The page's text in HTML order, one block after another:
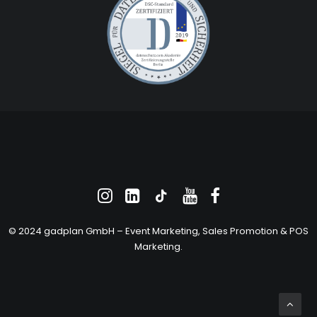
© 2024 gadplan GmbH – Event Marketing, Sales Promotion &POS
Marketing.